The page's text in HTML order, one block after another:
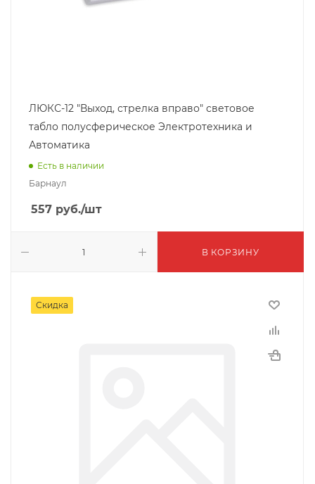
ЛЮКС-12 "Выход, стрелка вправо" световое
табло полусферическое Электротехника и
Автоматика
Есть в наличии
Барнаул
557 руб./шт
В КОРЗИНУ
Скидка